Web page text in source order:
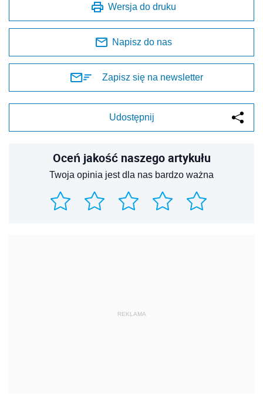
Wersja do druku
Napisz do nas
Zapisz się na newsletter
Udostępnij
Oceń jakość naszego artykułu
Twoja opinia jest dla nas bardzo ważna
REKLAMA